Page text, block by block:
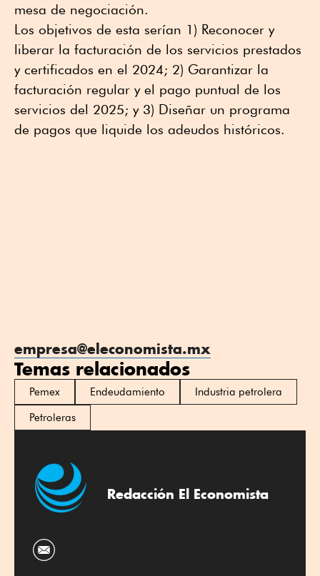
mesa de negociación.
Los objetivos de esta serían 1) Reconocer y
liberar la facturación de los servicios prestados
y certificados en el 2024; 2) Garantizar la
facturación regular y el pago puntual de los
servicios del 2025; y 3) Diseñar un programa
de pagos que liquide los adeudos históricos.
empresa@eleconomista.mx
Temas relacionados
Pemex Endeudamiento
Industria petrolera
Petroleras
Redacción El Economista